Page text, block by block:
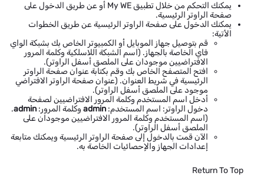
يمكنك التحكم من خلال تطبيق My WE أو عن طريق الدخول على
صفحة الراوتر الرئيسية.
يمكنك الدخول على صفحة الراوتر الرئيسية عن طريق الخطوات
الأتية:
قم بتوصيل جهاز الموبايل أو الكمبيوتر الخاص بك بشبكة الواي
فاي الخاصة بالجهاز. (اسم الشبكة اللاسلكية وكلمة المرور
الافتراضيين موجودان على الملصق أسفل الراوتر).
افتح المتصفح الخاص بك وقم بكتابة عنوان صفحة الراوتر
الرئيسية في شريط العنوان. (عنوان صفحة الراوتر الافتراضي
موجود على الملصق أسفل الراوتر).
أدخل اسم المستخدم وكلمة المرور الافتراضيين لصفحة
دخول الراوتر: اسم المستخدم: admin وكلمة المرور: admin
.
(اسم المستخدم وكلمة المرور الافتراضيين موجودان على
الملصق أسفل الراوتر).
الآن قمت بالدخول إلى صفحة الراوتر الرئيسية ويمكنك متابعة
إعدادات الجهاز والإحصائيات الخاصة به.
Return To Top